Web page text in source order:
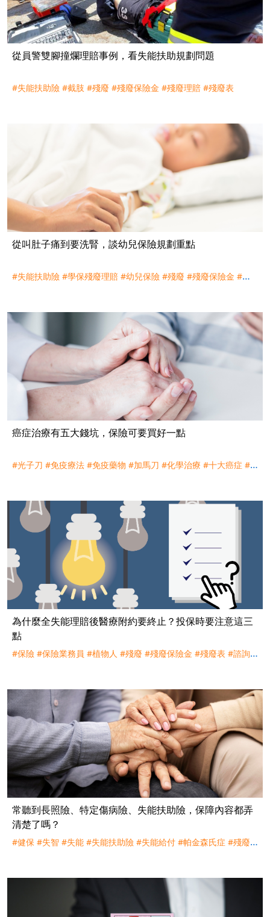
從員警雙腳撞爛理賠事例，看失能扶助規劃問題
#失能扶助險 #截肢 #殘廢 #殘廢保險金 #殘廢理賠 #殘廢表
從叫肚子痛到要洗腎，談幼兒保險規劃重點
#失能扶助險 #學保殘廢理賠 #幼兒保險 #殘廢 #殘廢保險金 #洗
癌症治療有五大錢坑，保險可要買好一點
#光子刀 #免疫療法 #免疫藥物 #加馬刀 #化學治療 #十大癌症 #
電腦刀
為什麼全失能理賠後醫療附約要終止？投保時要注意這三
點
#保險 #保險業務員 #植物人 #殘廢 #殘廢保險金 #殘廢表 #諮詢
常聽到長照險、特定傷病險、失能扶助險，保障內容都弄
清楚了嗎？
#健保 #失智 #失能 #失能扶助險 #失能給付 #帕金森氏症 #殘廢#